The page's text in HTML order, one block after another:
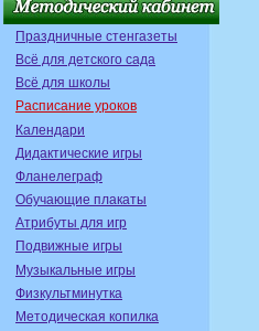
Праздничные стенгазеты
Всё для детского сада
Всё для школы
Расписание уроков
Календари
Дидактические игры
Фланелеграф
Обучающие плакаты
Атрибуты для игр
Подвижные игры
Музыкальные игры
Физкультминутка
Методическая копилка